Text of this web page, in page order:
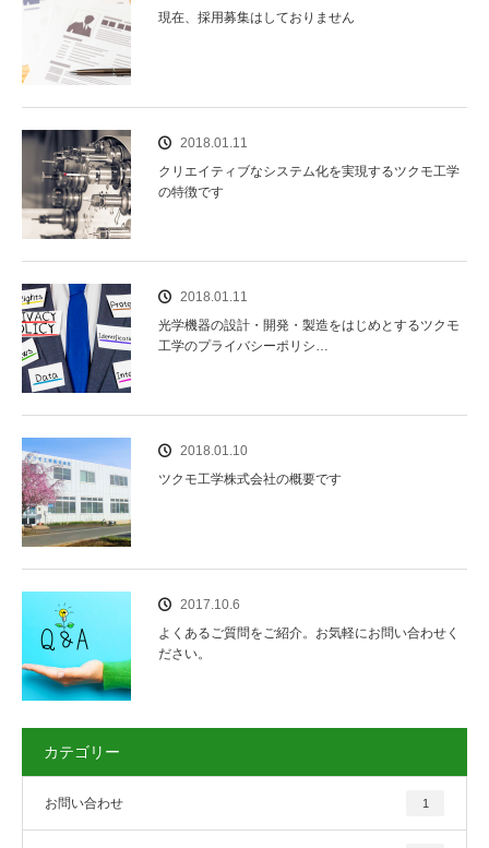
現在、採用募集はしておりません
2018.01.11
クリエイティブなシステム化を実現するツクモ工学
の特徴です
2018.01.11
光学機器の設計・開発・製造をはじめとするツクモ
工学のプライバシーポリシ…
2018.01.10
ツクモ工学株式会社の概要です
2017.10.6
よくあるご質問をご紹介。お気軽にお問い合わせく
ださい。
カテゴリー
お問い合わせ 1